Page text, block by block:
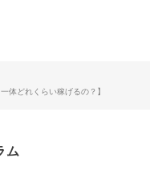
体どれくらい稼げるの？】
ム